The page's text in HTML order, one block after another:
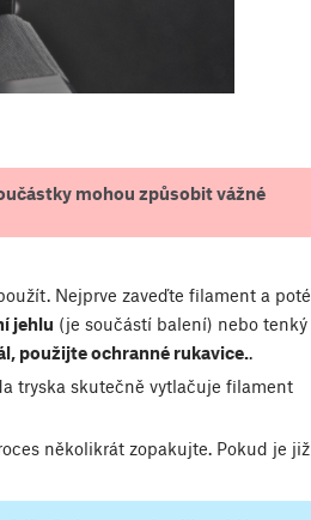
mohou způsobit vážné
Nejprve zaveďte filament a poté
jehlu (je součástí balení) nebo tenký
použijte ochranné rukavice..
tryska skutečně vytlačuje filament
několikrát zopakujte. Pokud je již